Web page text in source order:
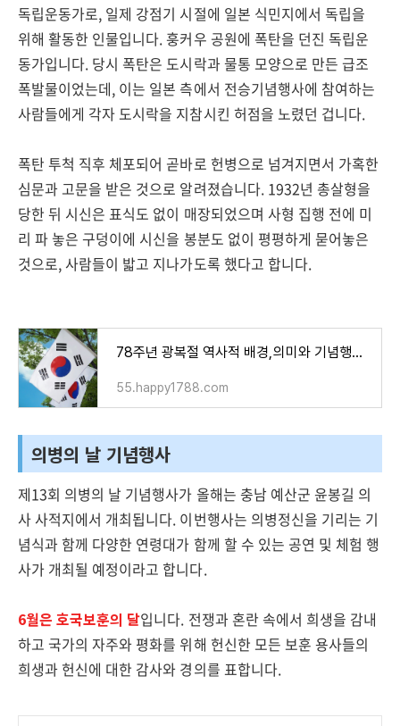
독립운동가로, 일제 강점기 시절에 일본 식민지에서 독립을
위해 활동한 인물입니다. 훙커우 공원에 폭탄을 던진 독립운
동가입니다. 당시 폭탄은 도시락과 물통 모양으로 만든 급조
폭발물이었는데, 이는 일본 측에서 전승기념행사에 참여하는
사람들에게 각자 도시락을 지참시킨 허점을 노렸던 겁니다.
폭탄 투척 직후 체포되어 곧바로 헌병으로 넘겨지면서 가혹한
심문과 고문을 받은 것으로 알려졌습니다. 1932년 총살형을
당한 뒤 시신은 표식도 없이 매장되었으며 사형 집행 전에 미
리 파 놓은 구덩이에 시신을 봉분도 없이 평평하게 묻어놓은
것으로, 사람들이 밟고 지나가도록 했다고 합니다.
78주년 광복절 역사적 배경,의미와 기념행사 알아보기
55.happy1788.com
의병의 날 기념행사
제13회 의병의 날 기념행사가 올해는 충남 예산군 윤봉길 의
사 사적지에서 개최됩니다. 이번행사는 의병정신을 기리는 기
념식과 함께 다양한 연령대가 함께 할 수 있는 공연 및 체험 행
사가 개최될 예정이라고 합니다.
6월은 호국보훈의 달입니다. 전쟁과 혼란 속에서 희생을 감내
하고 국가의 자주와 평화를 위해 헌신한 모든 보훈 용사들의
희생과 헌신에 대한 감사와 경의를 표합니다.